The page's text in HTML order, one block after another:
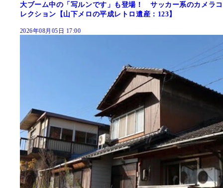
大ブーム中の「写ルンです」も登場！ サッカー系のカメラコ
レクション【山下メロの平成レトロ遺産：123】
2026年08月05日 17:00